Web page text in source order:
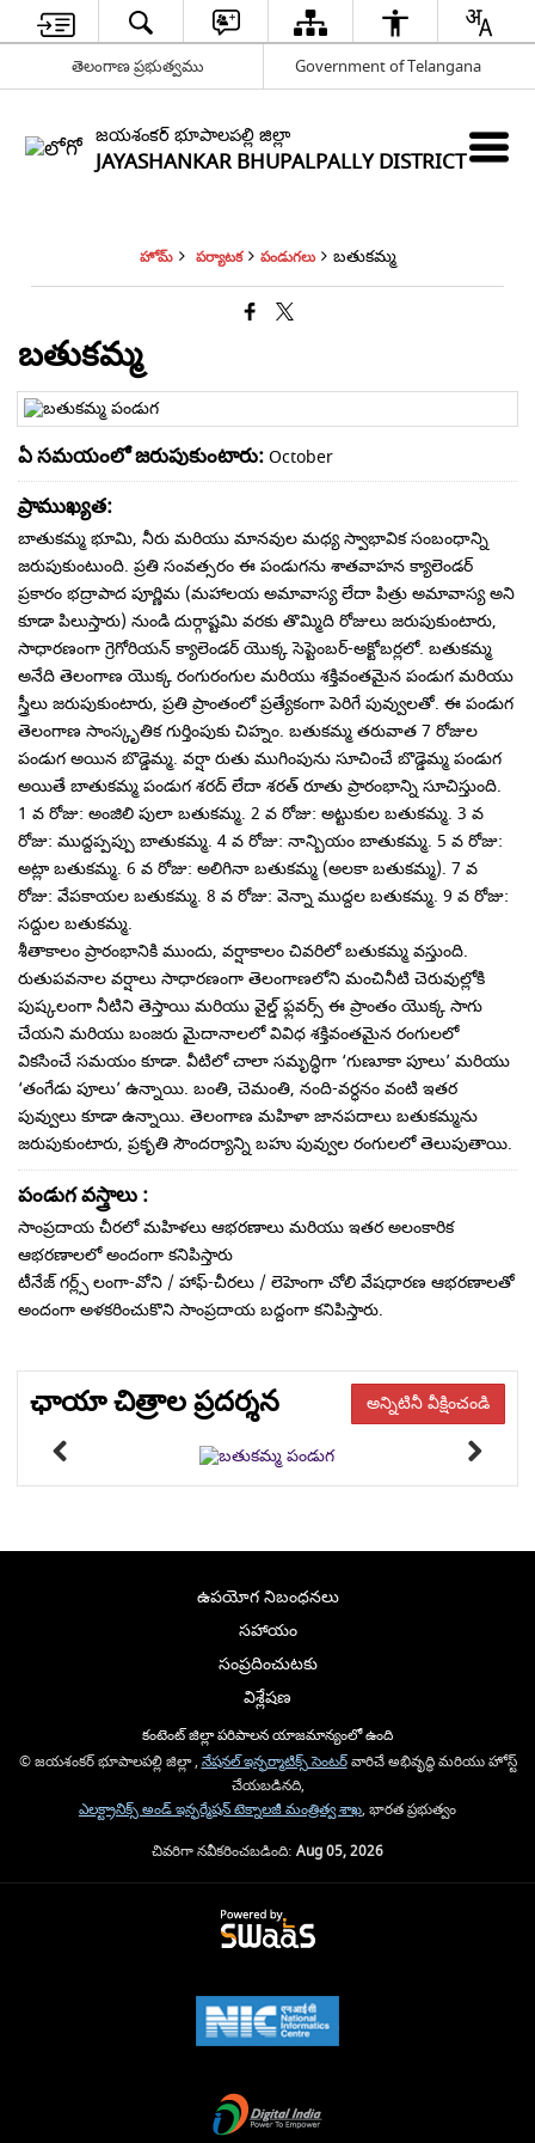
తెలంగాణ ప్రభుత్వము Government of Telangana
జయశంకర్ భూపాలపల్లి జిల్లా
JAYASHANKAR BHUPALPALLY DISTRICT
హోమ్ పర్యాటక పండుగలు బతుకమ్మ
బతుకమ్మ
ఏ సమయంలో జరుపుకుంటారు:October
ప్రాముఖ్యత:
బాతుకమ్మ భూమి, నీరు మరియు మానవుల మధ్య స్వాభావిక సంబంధాన్ని
జరుపుకుంటుంది. ప్రతి సంవత్సరం ఈ పండుగను శాతవాహన క్యాలెండర్
ప్రకారం భద్రాపాద పూర్ణిమ (మహాలయ అమావాస్య లేదా పిత్రు అమావాస్య అని
కూడా పిలుస్తారు) నుండి దుర్గాష్టమి వరకు తొమ్మిది రోజులు జరుపుకుంటారు,
సాధారణంగా గ్రెగోరియన్ క్యాలెండర్ యొక్క సెప్టెంబర్-అక్టోబర్లలో. బతుకమ్మ
అనేది తెలంగాణ యొక్క రంగురంగుల మరియు శక్తివంతమైన పండుగ మరియు
స్త్రీలు జరుపుకుంటారు, ప్రతి ప్రాంతంలో ప్రత్యేకంగా పెరిగే పువ్వులతో. ఈ పండుగ
తెలంగాణ సాంస్కృతిక గుర్తింపుకు చిహ్నం. బతుకమ్మ తరువాత 7 రోజుల
పండుగ అయిన బొడ్డెమ్మ. వర్షా రుతు ముగింపును సూచించే బొడ్డెమ్మ పండుగ
అయితే బాతుకమ్మ పండుగ శరద్ లేదా శరత్ రూతు ప్రారంభాన్ని సూచిస్తుంది.
1 వ రోజు: అంజిలి పులా బతుకమ్మ. 2 వ రోజు: అట్టుకుల బతుకమ్మ. 3 వ
రోజు: ముద్దప్పప్పు బాతుకమ్మ. 4 వ రోజు: నాన్బియం బాతుకమ్మ. 5 వ రోజు:
అట్లా బతుకమ్మ. 6 వ రోజు: అలిగినా బతుకమ్మ (అలకా బతుకమ్మ). 7 వ
రోజు: వేపకాయల బతుకమ్మ. 8 వ రోజు: వెన్నా ముద్దల బతుకమ్మ. 9 వ రోజు:
సద్దుల బతుకమ్మ.
శీతాకాలం ప్రారంభానికి ముందు, వర్షాకాలం చివరిలో బతుకమ్మ వస్తుంది.
రుతుపవనాల వర్షాలు సాధారణంగా తెలంగాణలోని మంచినీటి చెరువుల్లోకి
పుష్కలంగా నీటిని తెస్తాయి మరియు వైల్డ్ ఫ్లవర్స్ ఈ ప్రాంతం యొక్క సాగు
చేయని మరియు బంజరు మైదానాలలో వివిధ శక్తివంతమైన రంగులలో
వికసించే సమయం కూడా. వీటిలో చాలా సమృద్ధిగా ‘గుణూకా పూలు’ మరియు
‘తంగేడు పూలు’ ఉన్నాయి. బంతి, చెమంతి, నంది-వర్ధనం వంటి ఇతర
పువ్వులు కూడా ఉన్నాయి. తెలంగాణ మహిళా జానపదాలు బతుకమ్మను
జరుపుకుంటారు, ప్రకృతి సౌందర్యాన్ని బహు పువ్వుల రంగులలో తెలుపుతాయి.
పండుగ వస్త్రాలు :
సాంప్రదాయ చీరలో మహిళలు ఆభరణాలు మరియు ఇతర అలంకారిక
ఆభరణాలలో అందంగా కనిపిస్తారు
టీనేజ్ గర్ల్స్ లంగా-వోని / హాఫ్-చీరలు / లెహెంగా చోలి వేషధారణ ఆభరణాలతో
అందంగా అళకరించుకొని సాంప్రదాయ బద్దంగా కనిపిస్తారు.
ఛాయా చిత్రాల ప్రదర్శన అన్నిటినీ వీక్షించండి
ఉపయోగ నిబంధనలు
సహాయం
సంప్రదించుటకు
విశ్లేషణ
కంటెంట్ జిల్లా పరిపాలన యాజమాన్యంలో ఉంది
© జయశంకర్ భూపాలపల్లి జిల్లా , నేషనల్ ఇన్ఫర్మాటిక్స్ సెంటర్వారిచే అభివృద్ధి మరియు హోస్ట్
చేయబడినది,
ఎలక్ట్రానిక్స్ అండ్ ఇన్ఫర్మేషన్ టెక్నాలజీ మంత్రిత్వ శాఖ, భారత ప్రభుత్వం
చివరిగా నవీకరించబడింది: Aug 05, 2026